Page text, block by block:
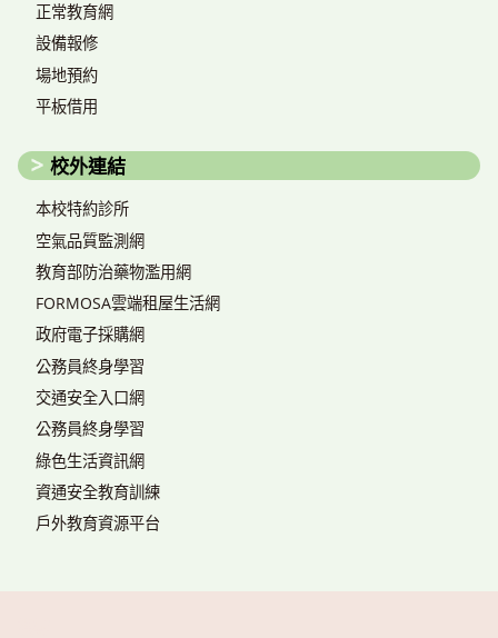
正常教育網
設備報修
場地預約
平板借用
校外連結
本校特約診所
空氣品質監測網
教育部防治藥物濫用網
FORMOSA雲端租屋生活網
政府電子採購網
公務員終身學習
交通安全入口網
公務員終身學習
綠色生活資訊網
資通安全教育訓練
戶外教育資源平台